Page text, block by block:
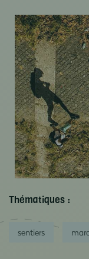
Thématiques :
sentiers